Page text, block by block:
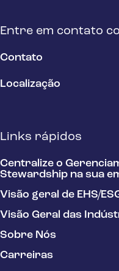
Entre em contato
Contato
Localização
Links rápidos
Centralize o
Stewardship na sua
Visão geral de EHS/
Visão Geral das
Sobre Nós
Carreiras